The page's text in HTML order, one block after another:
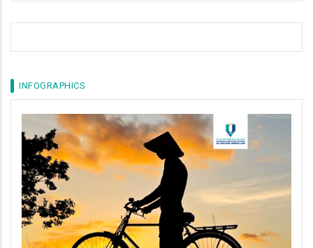
INFOGRAPHICS